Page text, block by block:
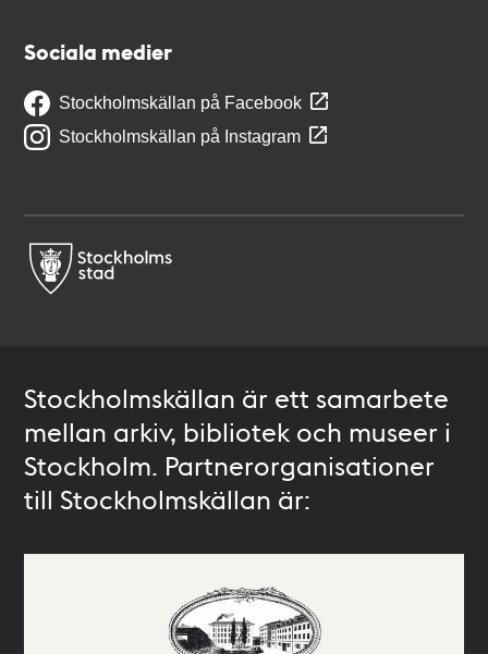
Sociala medier
Stockholmskällan på Facebook
Stockholmskällan på Instagram
Stockholmskällan är ett samarbete
mellan arkiv, bibliotek och museer i
Stockholm. Partnerorganisationer
till Stockholmskällan är: